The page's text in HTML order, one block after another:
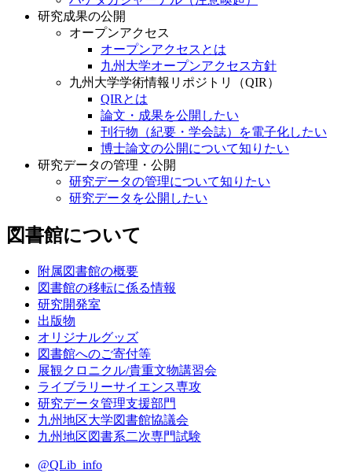
研究成果の公開
オープンアクセス
オープンアクセスとは
九州大学オープンアクセス方針
九州大学学術情報リポジトリ（QIR）
QIRとは
論文・成果を公開したい
刊行物（紀要・学会誌）を電子化したい
博士論文の公開について知りたい
研究データの管理・公開
研究データの管理について知りたい
研究データを公開したい
図書館について
附属図書館の概要
図書館の移転に係る情報
研究開発室
出版物
オリジナルグッズ
図書館へのご寄付等
展観クロニクル/貴重文物講習会
ライブラリーサイエンス専攻
研究データ管理支援部門
九州地区大学図書館協議会
九州地区図書系二次専門試験
@QLib_info